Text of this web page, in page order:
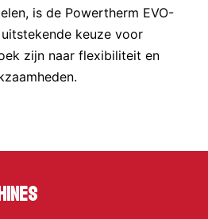
is de Powertherm EVO-
keuze voor
zijn naar flexibiliteit en